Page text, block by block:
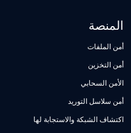
المنصة
أمن الملفات
أمن التخزين
الأمن السحابي
أمن سلاسل التوريد
اكتشاف الشبكة والاستجابة لها